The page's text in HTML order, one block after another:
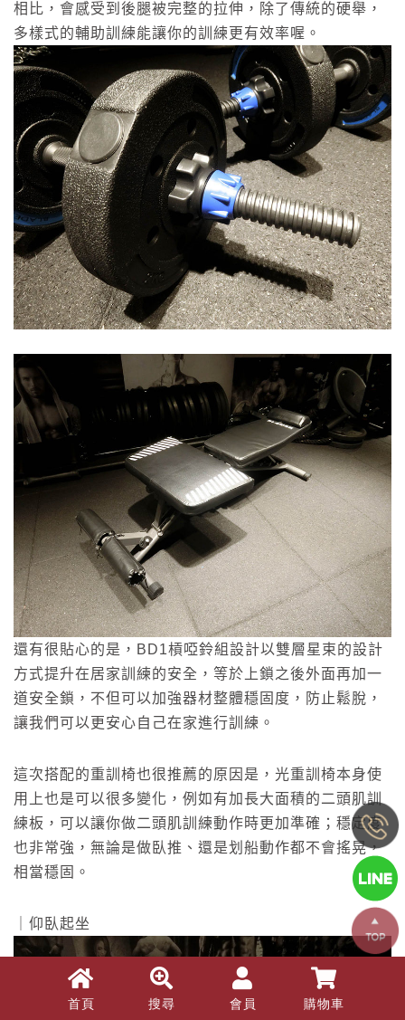
©
All
相比，會感受到後腿被完整的拉伸，除了傳統的硬舉，
多樣式的輔助訓練能讓你的訓練更有效率喔。
還有很貼心的是，BD1槓啞鈴組設計以雙層星束的設計
方式提升在居家訓練的安全，等於上鎖之後外面再加一
道安全鎖，不但可以加強器材整體穩固度，防止鬆脫，
讓我們可以更安心自己在家進行訓練。
這次搭配的重訓椅也很推薦的原因是，光重訓椅本身使
用上也是可以很多變化，例如有加長大面積的二頭肌訓
練板，可以讓你做二頭肌訓練動作時更加準確；穩定度
也非常強，無論是做臥推、還是划船動作都不會搖晃，
相當穩固。
｜仰臥起坐
首頁 搜尋 會員 購物車